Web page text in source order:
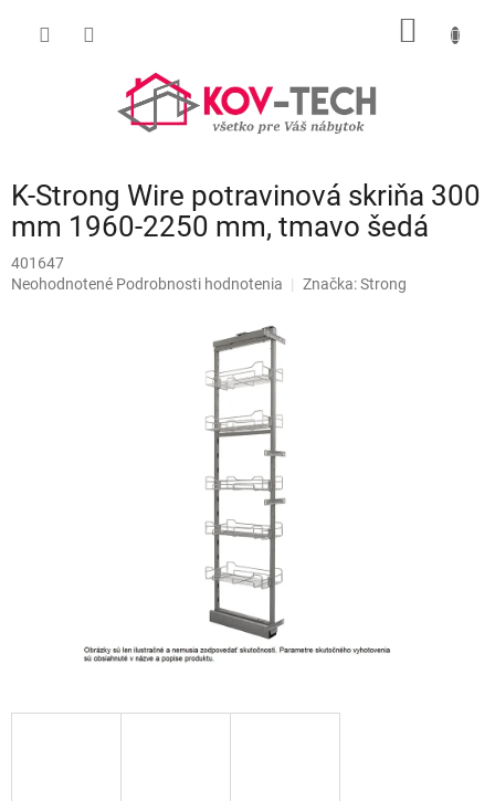
K-Strong Wire potravinová skriňa 300
mm 1960-2250 mm, tmavo šedá
401647
Priemerné
Neohodnotené Podrobnosti hodnotenia Značka:Strong